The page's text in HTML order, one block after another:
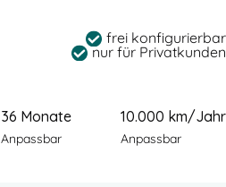
frei konfigurierbar
nur für Privatkunden
36 Monate
Anpassbar
10.000 km/Jahr
Anpassbar